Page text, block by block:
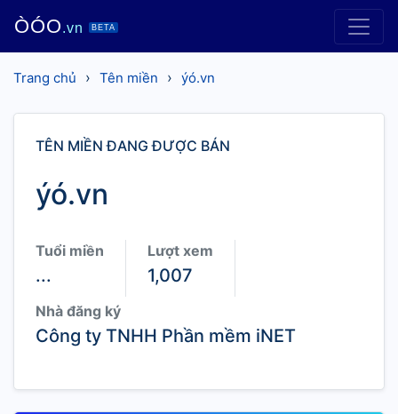
ÒÓO.vn BETA
Trang chủ › Tên miền › ýó.vn
TÊN MIỀN ĐANG ĐƯỢC BÁN
ýó.vn
Tuổi miền
...
Lượt xem
1,007
Nhà đăng ký
Công ty TNHH Phần mềm iNET